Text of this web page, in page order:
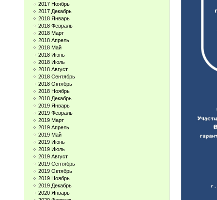
2017 Ноябрь
2017 Декабрь
2018 Январь
2018 Февраль
2018 Март
2018 Апрель
2018 Май
2018 Июнь
2018 Июль
2018 Август
2018 Сентябрь
2018 Октябрь
2018 Ноябрь
2018 Декабрь
2019 Январь
2019 Февраль
2019 Март
2019 Апрель
2019 Май
2019 Июнь
2019 Июль
2019 Август
2019 Сентябрь
2019 Октябрь
2019 Ноябрь
2019 Декабрь
2020 Январь